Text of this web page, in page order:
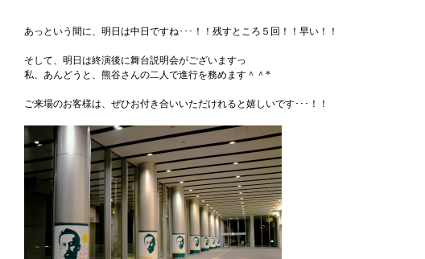
あっという間に、明日は中日ですね･･･！！残すところ５回！！早い！！
そして、明日は終演後に舞台説明会がございますっ
私、あんどうと、熊谷さんの二人で進行を務めます＾＾*
ご来場のお客様は、ぜひお付き合いいただけれると嬉しいです･･･！！